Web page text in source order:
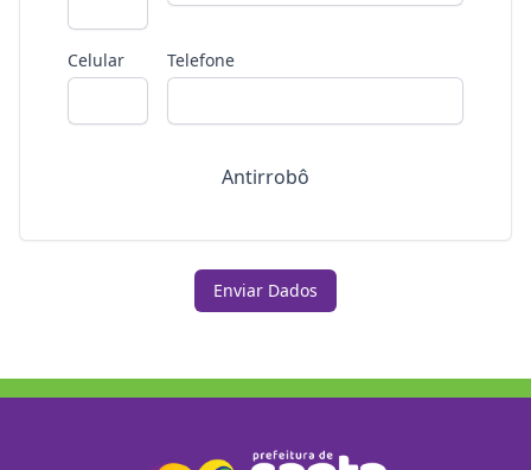
Celular Telefone
Antirrobô
Enviar Dados